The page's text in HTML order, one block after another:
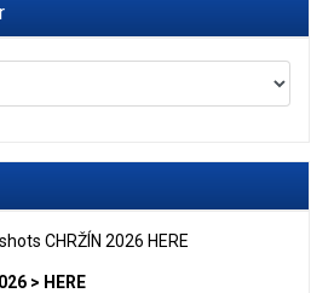
CHRŽÍN 2026 HERE
> HERE